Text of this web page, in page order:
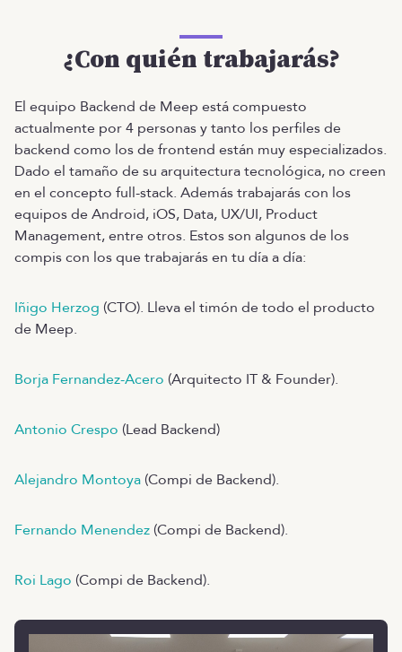
¿Con quién trabajarás?
El equipo Backend de Meep está compuesto
actualmente por 4 personas y tanto los perfiles de
backend como los de frontend están muy especializados.
Dado el tamaño de su arquitectura tecnológica, no creen
en el concepto full-stack. Además trabajarás con los
equipos de Android, iOS, Data, UX/UI, Product
Management, entre otros. Estos son algunos de los
compis con los que trabajarás en tu día a día:
Iñigo Herzog (CTO). Lleva el timón de todo el producto
de Meep.
Borja Fernandez-Acero (Arquitecto IT & Founder).
Antonio Crespo (Lead Backend)
Alejandro Montoya (Compi de Backend).
Fernando Menendez (Compi de Backend).
Roi Lago (Compi de Backend).